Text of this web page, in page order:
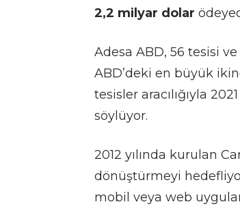
2,2 milyar dolar
Adesa ABD, 56 tesisi
ABD’deki en büyük
tesisler aracılığıyla
söylüyor.
2012 yılında kurulan
dönüştürmeyi
mobil veya web